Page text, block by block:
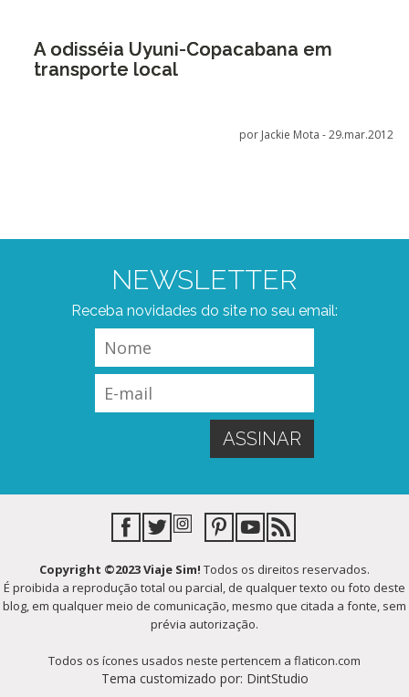
A odisséia Uyuni-Copacabana em
transporte local
por Jackie Mota -29.mar.2012
NEWSLETTER
Receba novidades do site no seu email:
Copyright ©2023 Viaje Sim! Todos os direitos reservados.
É proibida a reprodução total ou parcial, de qualquer texto ou foto deste
blog, em qualquer meio de comunicação, mesmo que citada a fonte, sem
prévia autorização.
Todos os ícones usados neste pertencem a flaticon.com
Tema customizado por: DintStudio